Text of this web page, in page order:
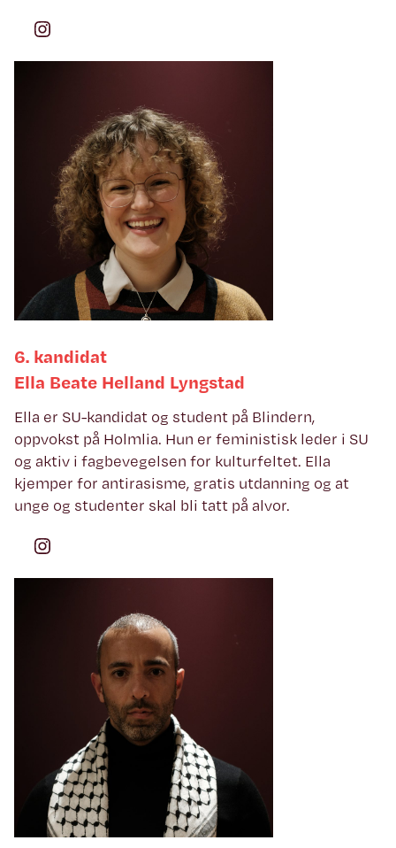
Instagram
6. kandidat
Ella Beate Helland Lyngstad
Ella er SU-kandidat og student på Blindern,
oppvokst på Holmlia. Hun er feministisk leder i SU
og aktiv i fagbevegelsen for kulturfeltet. Ella
kjemper for antirasisme, gratis utdanning og at
unge og studenter skal bli tatt på alvor.
Instagram